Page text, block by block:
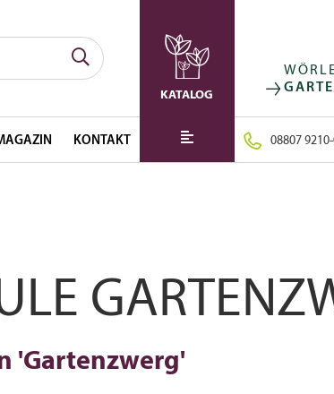
KATALOG
KONTAKT 08807
FOLGE UNS
'Gartenzwerg'